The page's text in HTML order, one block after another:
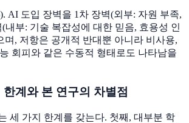
AI 도입 장벽을 1차 장벽(외부: 자원 부족,
내부: 기술 복잡성에 대한 믿음, 효용성 인
며, 저항은 공개적 반대뿐 아니라 비사용,
회피와 같은 수동적 형태로도 나타남을
계와 본 연구의 차별점
세 가지 한계를 갖는다. 첫째, 대부분 학